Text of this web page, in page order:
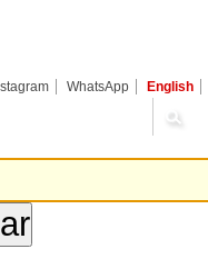
WhatsApp English